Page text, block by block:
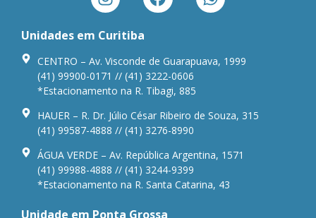
Unidades em Curitiba
CENTRO – Av. Visconde de Guarapuava, 1999
(41) 99900-0171 // (41) 3222-0606
*Estacionamento na R. Tibagi, 885
HAUER – R. Dr. Júlio César Ribeiro de Souza, 315
(41) 99587-4888 // (41) 3276-8990
ÁGUA VERDE – Av. República Argentina, 1571
(41) 99988-4888 // (41) 3244-9399
*Estacionamento na R. Santa Catarina, 43
Unidade em Ponta Grossa